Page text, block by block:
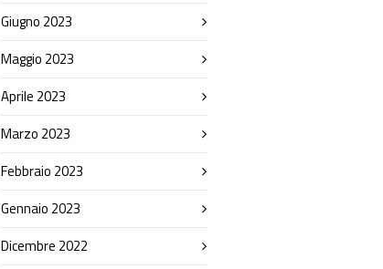
Giugno 2023
Maggio 2023
Aprile 2023
Marzo 2023
Febbraio 2023
Gennaio 2023
Dicembre 2022